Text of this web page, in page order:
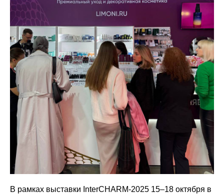
В рамках выставки InterCHARM-2025 15–18 октября в